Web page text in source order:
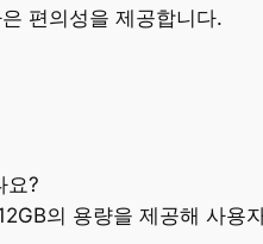
편의성을 제공합니다.
요?
의 용량을 제공해 사용